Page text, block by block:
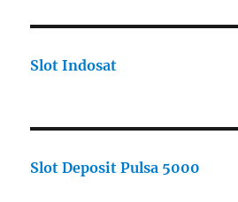
Slot Indosat
Slot Deposit Pulsa 5000